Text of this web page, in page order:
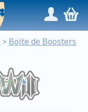
/,
> Boite de Boosters